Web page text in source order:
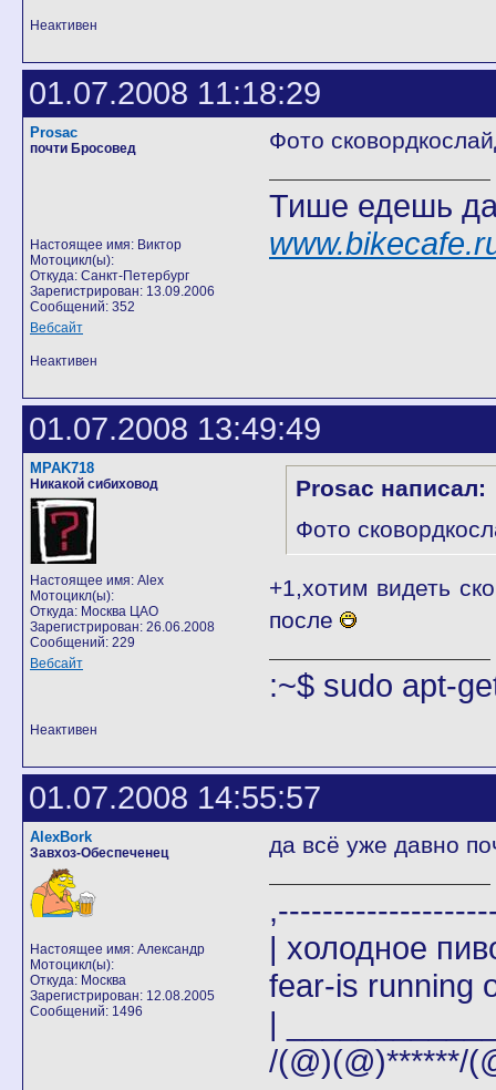
Неактивен
01.07.2008 11:18:29
Prosac
почти Бросовед
Настоящее имя: Виктор
Мотоцикл(ы):
Откуда: Санкт-Петербург
Зарегистрирован: 13.09.2006
Сообщений: 352
Вебсайт
Фото
Тише едешь
Неактивен
01.07.2008 13:49:49
MPAK718
Никакой сибиховод
Настоящее имя: Alex
Мотоцикл(ы):
Откуда: Москва ЦАО
Зарегистрирован: 26.06.2008
Сообщений: 229
Вебсайт
Prosac написал:
Фото
+1,хотим видеть
после
:~$ sudo apt-
Неактивен
01.07.2008 14:55:57
AlexBork
Завхоз-Обеспеченец
Настоящее имя: Александр
Мотоцикл(ы):
Откуда: Москва
Зарегистрирован: 12.08.2005
Сообщений: 1496
да всё уже давно
| холодное
fear-is running
|
/(@)(@)******/